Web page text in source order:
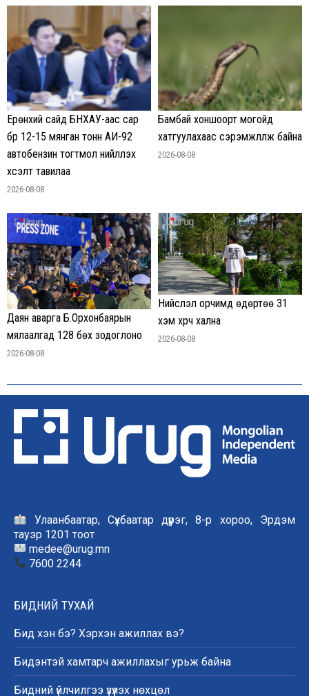
Ерөнхий сайд БНХАУ-аас сар
бүр 12-15 мянган тонн АИ-92
автобензин тогтмол нийлүүлэх
хүсэлт тавилаа
2026-08-08
Бамбай хоншоорт могойд
хатгуулахаас сэрэмжлүүлж байна
2026-08-08
Даян аварга Б.Орхонбаярын
мялаалгад 128 бөх зодоглоно
2026-08-08
Нийслэл орчимд өдөртөө 31
хэм хүрч хална
2026-08-08
Улаанбаатар, Сүхбаатар дүүрэг, 8-р хороо, Эрдэм
тауэр 1201 тоот
medee@urug.mn
7600 2244
БИДНИЙ ТУХАЙ
Бид хэн бэ? Хэрхэн ажиллах вэ?
Бидэнтэй хамтарч ажиллахыг урьж байна
Бидний үйлчилгээ үзүүлэх нөхцөл